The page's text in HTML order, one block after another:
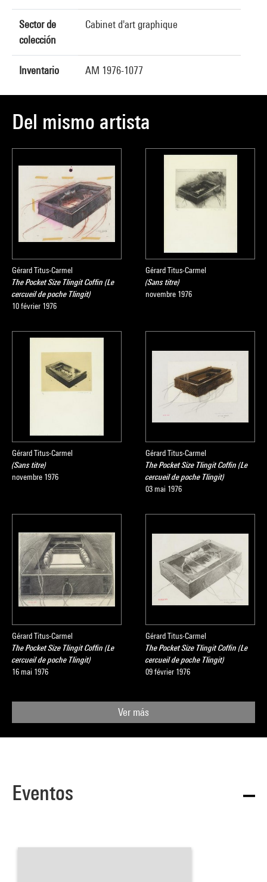
Sector de
colección
Cabinet d'art graphique
Inventario AM 1976-1077
Del mismo artista
Gérard Titus-Carmel
The Pocket Size Tlingit Coffin (Le
cercueil de poche Tlingit)
10 février 1976
Gérard Titus-Carmel
(Sans titre)
novembre 1976
Gérard Titus-Carmel
(Sans titre)
novembre 1976
Gérard Titus-Carmel
The Pocket Size Tlingit Coffin (Le
cercueil de poche Tlingit)
03 mai 1976
Gérard Titus-Carmel
The Pocket Size Tlingit Coffin (Le
cercueil de poche Tlingit)
16 mai 1976
Gérard Titus-Carmel
The Pocket Size Tlingit Coffin (Le
cercueil de poche Tlingit)
09 février 1976
Ver más
Eventos